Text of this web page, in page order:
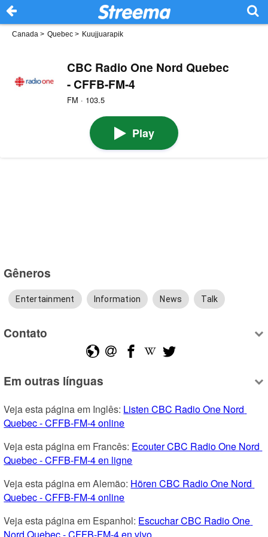
Canada > Quebec > Kuujjuarapik
CBC Radio One Nord Quebec
- CFFB-FM-4
FM · 103.5
Play
Gêneros
Entertainment Information News Talk
Contato
Em outras línguas
Veja esta página em Inglês: Listen CBC Radio One Nord
Quebec - CFFB-FM-4 online
Veja esta página em Francês: Ecouter CBC Radio One Nord
Quebec - CFFB-FM-4 en ligne
Veja esta página em Alemão: Hören CBC Radio One Nord
Quebec - CFFB-FM-4 online
Veja esta página em Espanhol: Escuchar CBC Radio One
Nord Quebec - CFFB-FM-4 en vivo